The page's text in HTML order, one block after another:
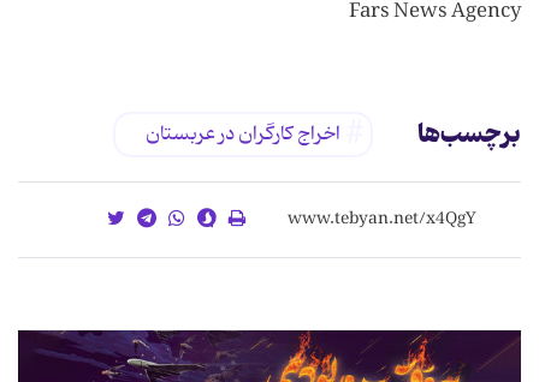
Fars News Agency
برچسب‌ها اخراج کارگران در عربستان